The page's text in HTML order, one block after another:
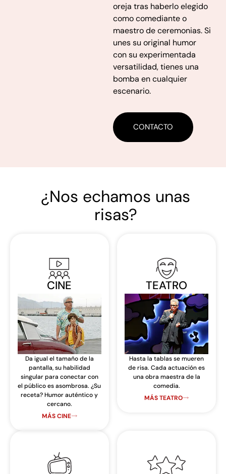
oreja tras haberlo elegido
comocomediante o
maestro de ceremonias. Si
unes su original humor
con su experimentada
versatilidad, tienes una
bomba en cualquier
escenario.
CONTACTO
¿Nos echamos unas
risas?
CINE
Da igual el tamaño de la
pantalla, su habilidad
singular para conectar con
el público es asombrosa. ¿Su
receta? Humor auténtico y
cercano.
MÁS CINE
TEATRO
Hasta la tablas se mueren
de risa. Cada actuación es
una obra maestra de la
comedia.
MÁS TEATRO